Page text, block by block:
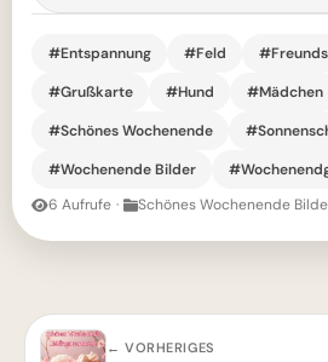
#Entspannung #Feld
#Grußkarte
#Hund #Mädchen
#Schönes Wochenende
#Wochenende Bilder
6 Aufrufe · Schönes Wochenende
← VORHERIGES